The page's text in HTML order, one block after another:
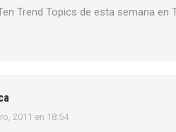
Trend Topics de esta semana en
2011 en 18:54